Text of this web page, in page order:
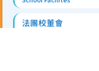
法團校董會